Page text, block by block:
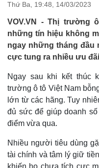
Nhận diện sự thật
Thứ Ba, 19:48, 14/03/2023
VOV.VN - Thị trường
những tín hiệu không
ngay những tháng đầu
cực tung ra nhiều ưu
Ngay sau khi kết thúc
trường ô tô Việt Nam
lớn từ các hãng. Tuy
đủ sức để giúp doanh
điểm vừa qua.
Nhiều người tiêu dùng
tài chính và tâm lý giữ
khiến họ chưa tích cực